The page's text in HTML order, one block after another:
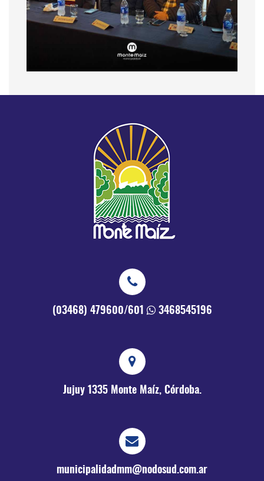
(03468) 479600/601 3468545196
Jujuy 1335 Monte Maíz, Córdoba.
municipalidadmm@nodosud.com.ar